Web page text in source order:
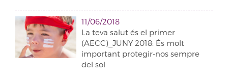
11/06/2018
La teva salut és el primer
(AECC)_JUNY 2018: És molt
important protegir-nos sempre
del sol